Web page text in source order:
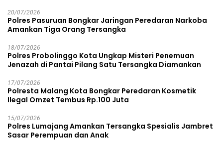
20/07/2026
Polres Pasuruan Bongkar Jaringan Peredaran Narkoba
Amankan Tiga Orang Tersangka
18/07/2026
Polres Probolinggo Kota Ungkap Misteri Penemuan
Jenazah di Pantai Pilang Satu Tersangka Diamankan
17/07/2026
Polresta Malang Kota Bongkar Peredaran Kosmetik
Ilegal Omzet Tembus Rp.100 Juta
15/07/2026
Polres Lumajang Amankan Tersangka Spesialis Jambret
Sasar Perempuan dan Anak